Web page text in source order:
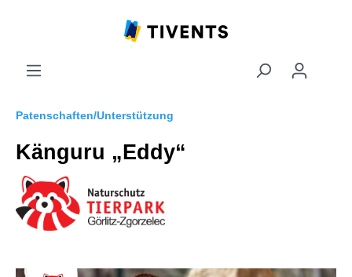
Patenschaften/Unterstützung
Känguru „Eddy“